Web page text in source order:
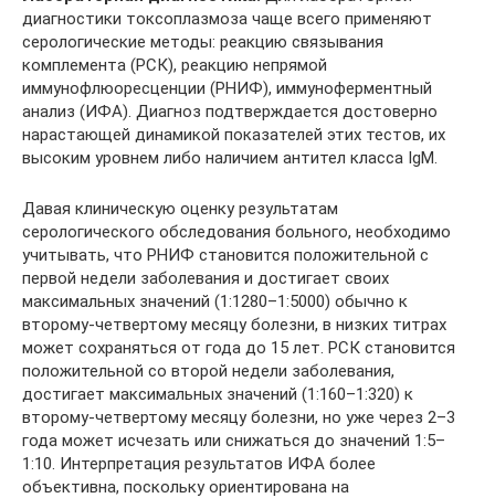
диагностики токсоплазмоза чаще всего применяют
серологические методы: реакцию связывания
комплемента (РСК), реакцию непрямой
иммунофлюоресценции (РНИФ), иммуноферментный
анализ (ИФА). Диагноз подтверждается достоверно
нарастающей динамикой показателей этих тестов, их
высоким уровнем либо наличием антител класса IgM.
Давая клиническую оценку результатам
серологического обследования больного, необходимо
учитывать, что РНИФ становится положительной с
первой недели заболевания и достигает своих
максимальных значений (1:1280–1:5000) обычно к
второму-четвертому месяцу болезни, в низких титрах
может сохраняться от года до 15 лет. РСК становится
положительной со второй недели заболевания,
достигает максимальных значений (1:160–1:320) к
второму-четвертому месяцу болезни, но уже через 2–3
года может исчезать или снижаться до значений 1:5–
1:10. Интерпретация результатов ИФА более
объективна, поскольку ориентирована на